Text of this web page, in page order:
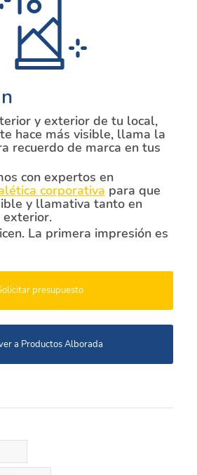
y exterior de tu local,
hace más visible, llama la
recuerdo de marca en tus
con expertos en
corporativa para que
y llamativa tanto en
exterior.
La primera impresión es
presupuesto
a Productos Alborada